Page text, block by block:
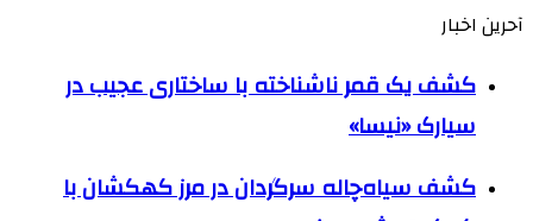
آحرین اخبار
کشف یک قمر ناشناخته با ساختاری عجیب در
سیارک «نیسا»
کشف سیاه‌چاله سرگردان در مرز کهکشان با